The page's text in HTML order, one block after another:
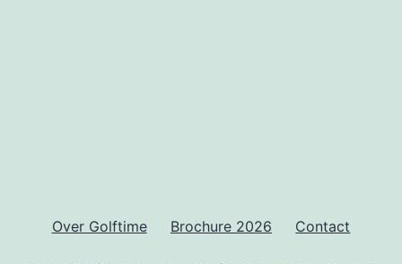
Over Golftime Brochure 2026 Contact